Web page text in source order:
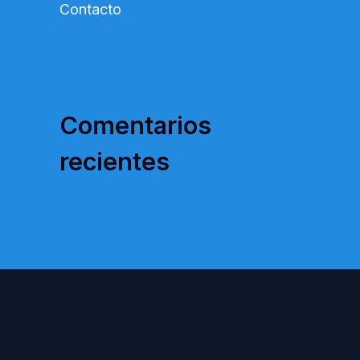
Contacto
Comentarios
recientes